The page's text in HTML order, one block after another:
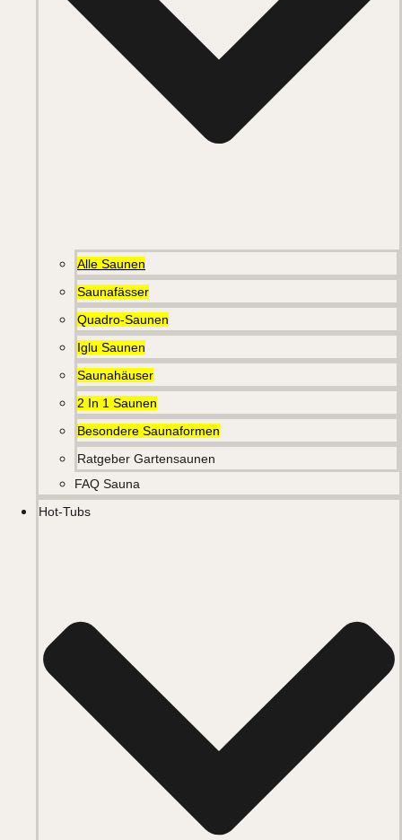
Alle Saunen
Saunafässer
Quadro-Saunen
Iglu Saunen
Saunahäuser
2 In 1 Saunen
Besondere Saunaformen
Ratgeber Gartensaunen
FAQ Sauna
Hot-Tubs